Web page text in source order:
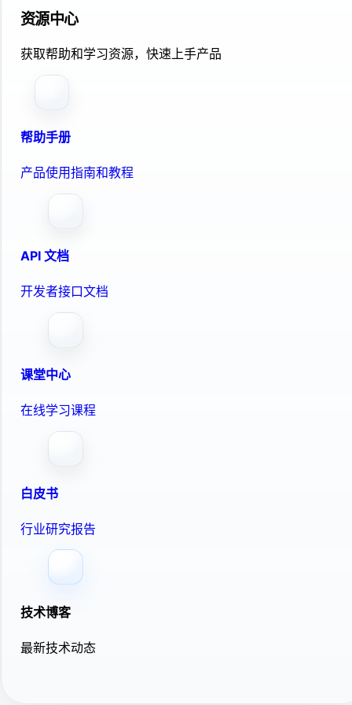
资源中心
获取帮助和学习资源，快速上手产品
帮助手册
产品使用指南和教程
API 文档
开发者接口文档
课堂中心
在线学习课程
白皮书
行业研究报告
技术博客
最新技术动态